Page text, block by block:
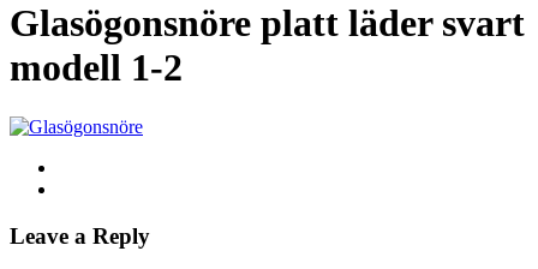
Glasögonsnöre platt läder svart
modell 1-2
Leave a Reply